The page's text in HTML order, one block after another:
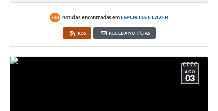
788 notícias encontradas emESPORTES E LAZER
RSS RECEBA NOTÍCIAS
AGO
03